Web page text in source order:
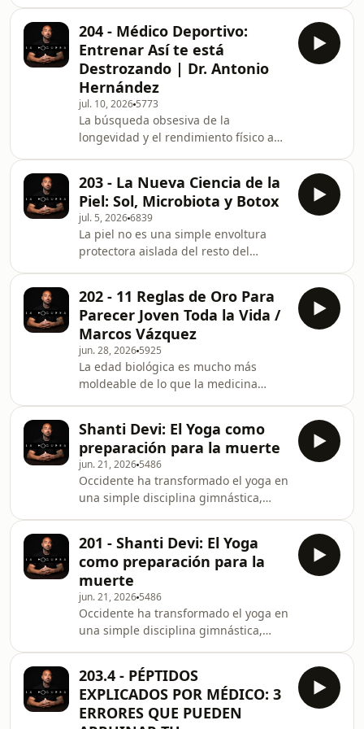
https://www.mitofitx.com/ CÓDIGO:
HOGUERA________________________________
informada que nunca, pero
completamente confundida sobre qué
comer.Reunimos a tres de los
divulgadores más influyentes de
habla hispana: el farmacéutico Phil
Hugo, el especialista en salud
integrativa Marc Romera y el profesor
Claudio Nieto. Una masterclass sin
dogmas n
204 - Médico Deportivo:
Entrenar Así te está
Destrozando | Dr. Antonio
Hernández
jul. 10, 2026 5773
La búsqueda obsesiva de la
longevidad y el rendimiento físico a
su bienestar real. El reconocido
médico de salud integrativa Dr.
Antonio Hernández explica la doble
cara del ejercicio de alta intensidad a
partir de los 40 años. Aunque el
entrenamiento de fuerza es
indispensable para combatir la
sarcopenia y mantener la reserva
203 - La Nueva Ciencia de la
Piel: Sol, Microbiota y Botox
jul. 5, 20266839
La piel no es una simple envoltura
protectora aislada del resto del
exactitud nuestro estado de salud
interno. La Dra. Almudena Nuño,
reconocida dermatóloga integrativa y
seleccionada por Forbes entre los Top
50 divulgadores de salud, nos
acompaña hoy en este episodio para
desvelar los mecanismos biológicos
que conectan tu rostro con
202 - 11 Reglas de Oro Para
Parecer Joven Toda la Vida /
Marcos Vázquez
jun. 28, 2026 5925
La edad biológica es mucho más
moldeable de lo que la medicina
absolutos. Marcos Vázquez,
divulgador y referente de salud,
detalla las reglas de oro definitivas
para ralentizar el paso del tiempo,
ganar décadas de calidad de vida y
romper por completo con los mitos
del sedentarismo tecnológico. A
través de esta masterclass, a
Shanti Devi: El Yoga como
preparación para la muerte
jun. 21, 2026 5486
Occidente ha transformado el yoga en
una simple disciplina gimnástica,
para transformar la vida y la muerte.
¿Por qué la sociedad actual padece
una epidemia de vacío existencial?
Shanti Devi explica que la curva de la
enfermedad seguirá aumentando a
medida que el ser humano se
desnaturalice, se encierre entre
pantallas y se alej
201 - Shanti Devi: El Yoga
como preparación para la
muerte
jun. 21, 2026 5486
Occidente ha transformado el yoga en
una simple disciplina gimnástica,
una tecnología espiritual diseñada
para transformar la vida y la muerte.
¿Por qué la sociedad actual padece
una epidemia de vacío existencial?
203.4 - PÉPTIDOS
EXPLICADOS POR MÉDICO: 3
ERRORES QUE PUEDEN